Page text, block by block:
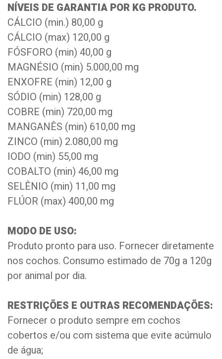
NÍVEIS DE GARANTIA POR KG PRODUTO.
CÁLCIO (min.) 80,00 g
CÁLCIO (max) 120,00 g
FÓSFORO (min) 40,00 g
MAGNÉSIO (min) 5.000,00 mg
ENXOFRE (min) 12,00 g
SÓDIO (min) 128,00 g
COBRE (min) 720,00 mg
MANGANÊS (min) 610,00 mg
ZINCO (min) 2.080,00 mg
IODO (min) 55,00 mg
COBALTO (min) 46,00 mg
SELÊNIO (min) 11,00 mg
FLÚOR (max) 400,00 mg
MODO DE USO:
Produto pronto para uso. Fornecer diretamente
nos cochos. Consumo estimado de 70g a 120g
por animal por dia.
RESTRIÇÕES E OUTRAS RECOMENDAÇÕES:
Fornecer o produto sempre em cochos
cobertos e/ou com sistema que evite acúmulo
de água;